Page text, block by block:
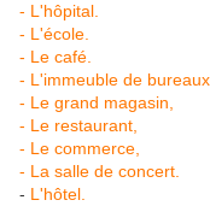
- L'hôpital.
- L'école.
- Le café.
- L'immeuble de bureaux.
- Le grand magasin,
- Le restaurant,
- Le commerce,
- La salle de concert.
- L'hôtel.